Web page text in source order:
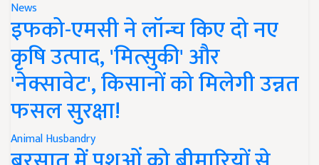
News
इफको-एमसी ने लॉन्च किए दो नए
कृषि उत्पाद, 'मित्सुकी' और
'नेक्सावेट', किसानों को मिलेगी उन्नत
फसल सुरक्षा!
Animal Husbandry